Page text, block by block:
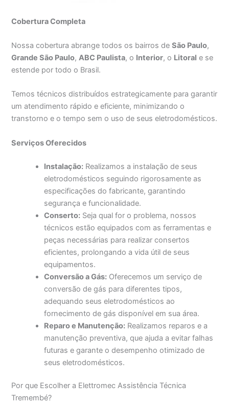
Cobertura Completa
Nossa cobertura abrange todos os bairros deSão Paulo,
Grande São Paulo,ABC Paulista, o Interior, o Litoral e se
estende por todo o Brasil.
Temos técnicos distribuídos estrategicamente para garantir
um atendimento rápido e eficiente, minimizando o
transtorno e o tempo sem o uso de seus eletrodomésticos.
Serviços Oferecidos
Instalação: Realizamos a instalação de seus
eletrodomésticos seguindo rigorosamente as
especificações do fabricante, garantindo
segurança e funcionalidade.
Conserto: Seja qual for o problema, nossos
técnicos estão equipados com as ferramentas e
peças necessárias para realizar consertos
eficientes, prolongando a vida útil de seus
equipamentos.
Conversão a Gás: Oferecemos um serviço de
conversão de gás para diferentes tipos,
adequando seus eletrodomésticos ao
fornecimento de gás disponível em sua área.
Reparo e Manutenção: Realizamos reparos e a
manutenção preventiva, que ajuda a evitar falhas
futuras e garante o desempenho otimizado de
seus eletrodomésticos.
Por que Escolher a Elettromec Assistência Técnica
Tremembé?